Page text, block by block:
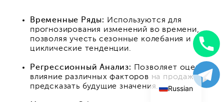
Временные Ряды: Используются для
прогнозирования изменений во времени,
позволяя учесть сезонные колебания и
циклические тенденции.
Регрессионный Анализ:
Позволяет оценить
влияние различных факторов на продажи и
предсказать будущие значения.
Russian
English